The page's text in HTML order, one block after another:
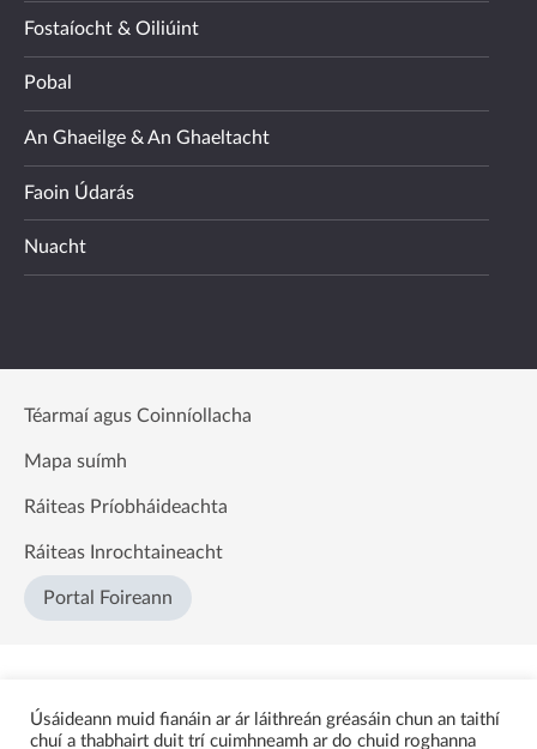
Fostaíocht & Oiliúint
Pobal
An Ghaeilge & An Ghaeltacht
Faoin Údarás
Nuacht
Téarmaí agus Coinníollacha
Mapa suímh
Ráiteas Príobháideachta
Ráiteas Inrochtaineacht
Portal Foireann
Úsáideann muid fianáin ar ár láithreán gréasáin chun an taithí
chuí a thabhairt duit trí cuimhneamh ar do chuid roghanna